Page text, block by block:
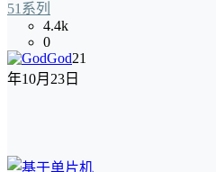
51系列
4.4k
0
God21
年10月23日